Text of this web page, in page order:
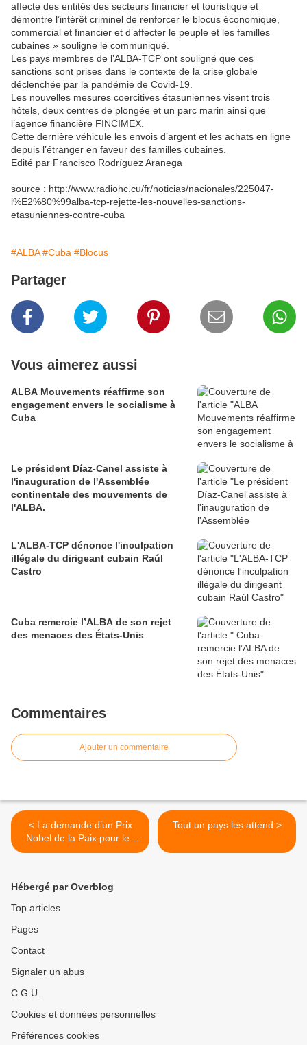
affecte des entités des secteurs financier et touristique et
démontre l’intérêt criminel de renforcer le blocus économique,
commercial et financier et d’affecter le peuple et les familles
cubaines » souligne le communiqué.
Les pays membres de l’ALBA-TCP ont souligné que ces
sanctions sont prises dans le contexte de la crise globale
déclenchée par la pandémie de Covid-19.
Les nouvelles mesures coercitives étasuniennes visent trois
hôtels, deux centres de plongée et un parc marin ainsi que
l’agence financière FINCIMEX.
Cette dernière véhicule les envois d’argent et les achats en ligne
depuis l’étranger en faveur des familles cubaines.
Edité par Francisco Rodríguez Aranega
source : http://www.radiohc.cu/fr/noticias/nacionales/225047-
l%E2%80%99alba-tcp-rejette-les-nouvelles-sanctions-
etasuniennes-contre-cuba
#ALBA #Cuba #Blocus
Partager
Vous aimerez aussi
ALBA Mouvements réaffirme son
engagement envers le socialisme à
Cuba
Le président Díaz-Canel assiste à
l'inauguration de l'Assemblée
continentale des mouvements de
l'ALBA.
L'ALBA-TCP dénonce l'inculpation
illégale du dirigeant cubain Raúl
Castro
Cuba remercie l’ALBA de son rejet
des menaces des États-Unis
Commentaires
Ajouter un commentaire
< La demande d’un Prix
Nobel de la Paix pour les
brigades médicales
Tout un pays les attend >
Hébergé par Overblog
Top articles
Pages
Contact
Signaler un abus
C.G.U.
Cookies et données personnelles
Préférences cookies